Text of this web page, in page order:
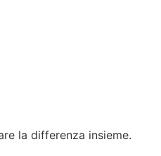
la differenza insieme.